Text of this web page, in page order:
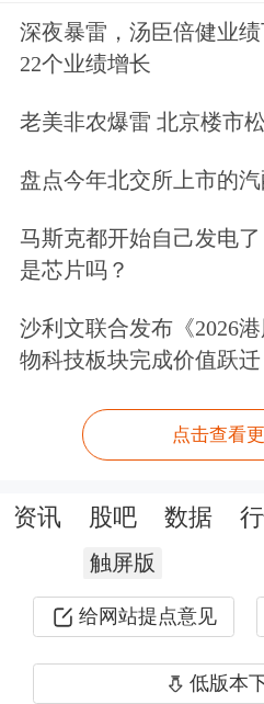
他提到，目前英伟
市场。中国业务占比
降到了0%。“无法想
市场之一，降到了
黄仁勋还提到，目前
预测中，都假设中国
果在中国有任何
获。“希望我们能继
希望。”
今年5月，黄仁勋
能市场可能在未来
500亿美元。对于一
深夜暴雷，汤臣倍健业
22个业绩增长
老美非农爆雷 北京楼市
盘点今年北交所上市的
马斯克都开始自己发电
是芯片吗？
沙利文联合发布《2026
物科技板块完成价值跃迁
点击查看
资讯 股吧 数据
触屏版
给网站提点意见
低版本